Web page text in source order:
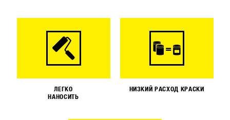
ЛЕГКО
НАНОСИТЬ
НИЗКИЙ РАСХОД КРАСКИ